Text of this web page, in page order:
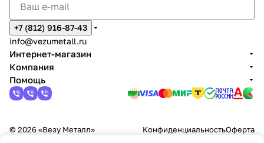
+7 (812) 916-87-43
info@vezumetall.ru
Интернет-магазин
Компания
Помощь
© 2026 «Везу Металл» КонфиденциальностьОферта